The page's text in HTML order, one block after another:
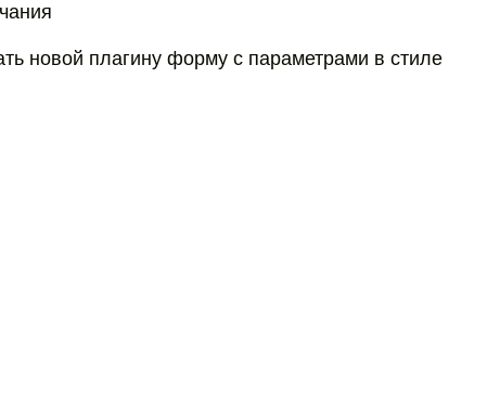
новой плагину форму с параметрами в стиле